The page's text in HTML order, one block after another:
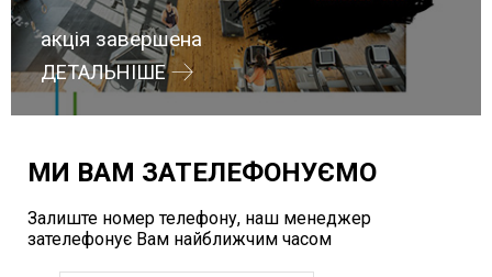
акція завершена
ДЕТАЛЬНІШЕ
МИ ВАМ ЗАТЕЛЕФОНУЄМО
Залиште номер телефону, наш менеджер
зателефонує Вам найближчим часом